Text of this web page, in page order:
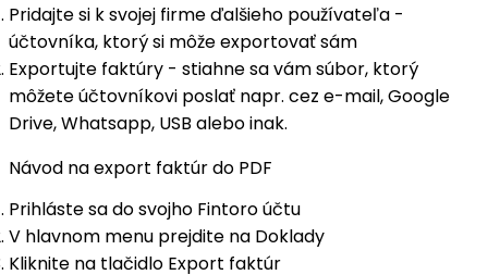
Pridajte si k svojej firme ďalšieho používateľa -
účtovníka, ktorý si môže exportovať sám
Exportujte faktúry - stiahne sa vám súbor, ktorý
môžete účtovníkovi poslať napr. cez e-mail, Google
Drive, Whatsapp, USB alebo inak.
Návod na export faktúr do PDF
Prihláste sa do svojho Fintoro účtu
V hlavnom menu prejdite na Doklady
Kliknite na tlačidlo Export faktúr